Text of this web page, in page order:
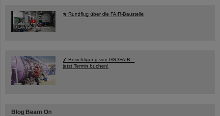
Rundflug über die FAIR-Baustelle
Besichtigung von GSI/FAIR –
jetzt Termin buchen!
Blog Beam On